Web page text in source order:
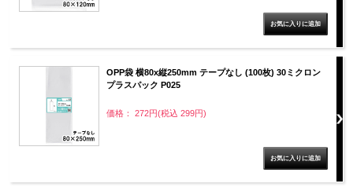
OPP袋 横80x縦250mm テープなし (100枚) 30ミクロン
プラスパック P025
価格： 272円(税込 299円)